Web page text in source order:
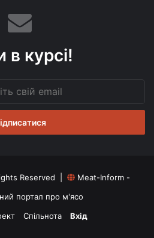
в курсі!
Reserved |
Meat-Inform -
портал про м'ясо
Спільнота Вхід